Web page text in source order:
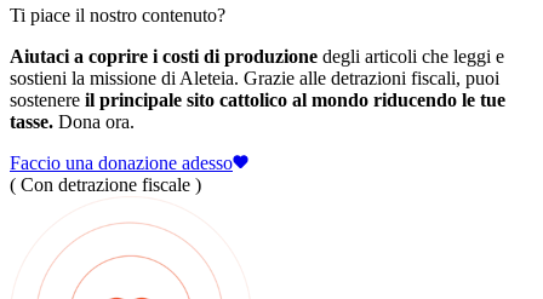
Ti piace il nostro contenuto?
Aiutaci a coprire i costi di produzione degli articoli che leggi e
sostieni la missione di Aleteia. Grazie alle detrazioni fiscali, puoi
sostenere il principale sito cattolico al mondo riducendo le tue
tasse. Dona ora.
Faccio una donazione adesso
( Con detrazione fiscale )